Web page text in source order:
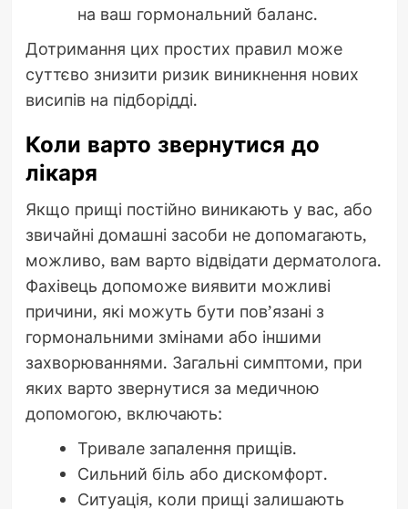
на ваш гормональний баланс.
Дотримання цих простих правил може
суттєво знизити ризик виникнення нових
висипів на підборідді.
Коли варто звернутися до
лікаря
Якщо прищі постійно виникають у вас, або
звичайні домашні засоби не допомагають,
можливо, вам варто відвідати дерматолога.
Фахівець допоможе виявити можливі
причини, які можуть бути пов’язані з
гормональними змінами або іншими
захворюваннями. Загальні симптоми, при
яких варто звернутися за медичною
допомогою, включають:
Тривале запалення прищів.
Сильний біль або дискомфорт.
Ситуація, коли прищі залишають